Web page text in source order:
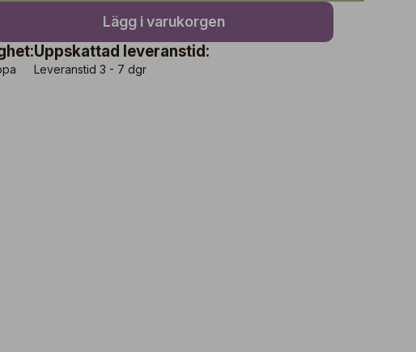
Lägg i varukorgen
Uppskattad leveranstid:
Leveranstid 3 - 7 dgr